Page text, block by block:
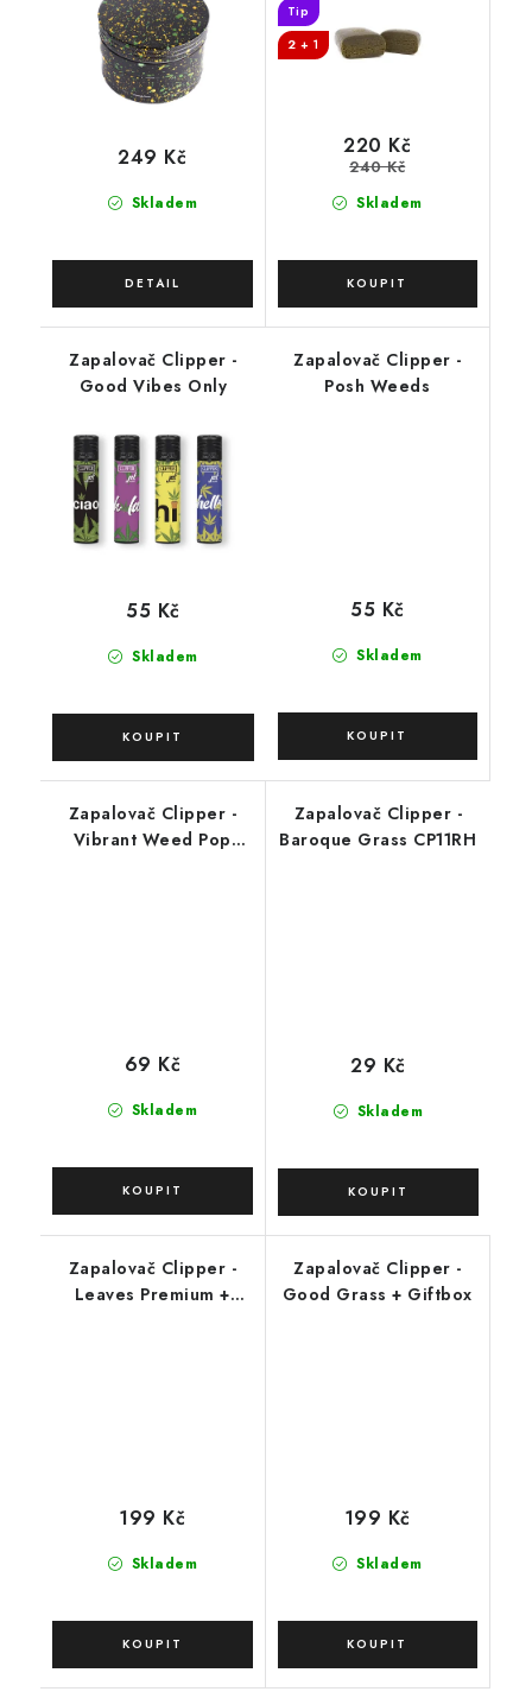
Skladem
249 Kč
Tip
2 + 1
Skladem
220 Kč
240 Kč
Zapalovač Clipper -
Good Vibes Only
Skladem
55 Kč
Zapalovač Clipper -
Posh Weeds
Skladem
55 Kč
Zapalovač Clipper -
Vibrant Weed Pop
Skladem
69 Kč
Zapalovač Clipper -
Baroque Grass CP11RH
Skladem
29 Kč
Zapalovač Clipper -
Leaves Premium +
Skladem
199 Kč
Zapalovač Clipper -
Good Grass + Giftbox
Skladem
199 Kč